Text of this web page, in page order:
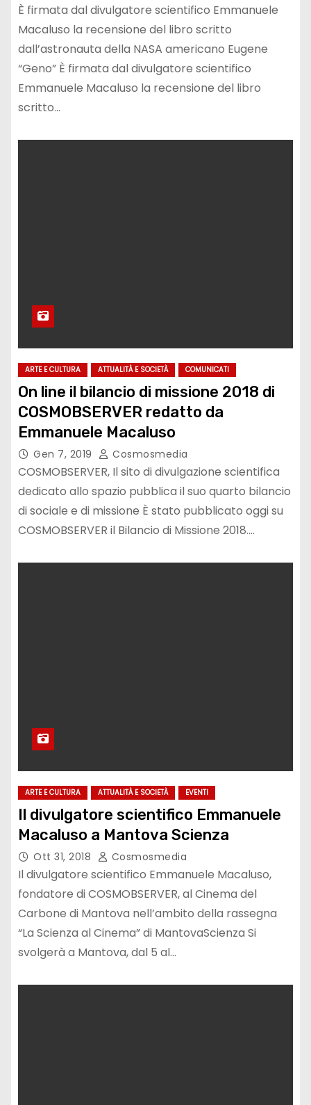
È firmata dal divulgatore scientifico Emmanuele
Macaluso la recensione del libro scritto
dall’astronauta della NASA americano Eugene
“Geno” È firmata dal divulgatore scientifico
Emmanuele Macaluso la recensione del libro
scritto…
ARTE E CULTURA ATTUALITÀ E SOCIETÀ COMUNICATI
On line il bilancio di missione 2018 di
COSMOBSERVER redatto da
Emmanuele Macaluso
Gen 7, 2019 Cosmosmedia
COSMOBSERVER, Il sito di divulgazione scientifica
dedicato allo spazio pubblica il suo quarto bilancio
di sociale e di missione È stato pubblicato oggi su
COSMOBSERVER il Bilancio di Missione 2018.…
ARTE E CULTURA ATTUALITÀ E SOCIETÀ EVENTI
Il divulgatore scientifico Emmanuele
Macaluso a Mantova Scienza
Ott 31, 2018 Cosmosmedia
Il divulgatore scientifico Emmanuele Macaluso,
fondatore di COSMOBSERVER, al Cinema del
Carbone di Mantova nell’ambito della rassegna
“La Scienza al Cinema” di MantovaScienza Si
svolgerà a Mantova, dal 5 al…